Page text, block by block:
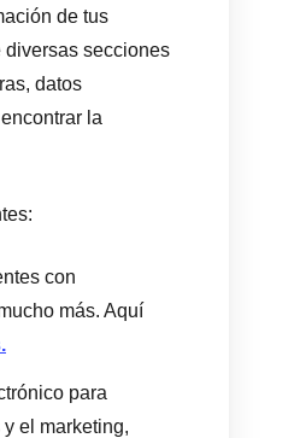
de tus
secciones
datos
la
con
más. Aquí
para
el marketing,